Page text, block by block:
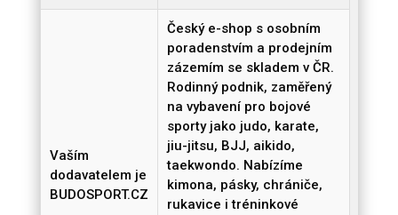
Vaším
dodavatelem je
BUDOSPORT.CZ
Český e-shop s osobním
poradenstvím a prodejním
zázemím se skladem v ČR.
Rodinný podnik, zaměřený
na vybavení pro bojové
sporty jako judo, karate,
jiu-jitsu, BJJ, aikido,
taekwondo. Nabízíme
kimona, pásky, chrániče,
rukavice i tréninkové